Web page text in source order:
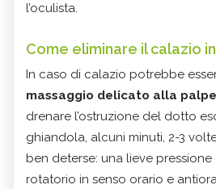
l’oculista.
Come eliminare il calazio
In caso di calazio potrebbe
massaggio delicato alla
drenare l’ostruzione del dotto
ghiandola, alcuni minuti, 2-3
ben deterse: una lieve
rotatorio in senso orario e